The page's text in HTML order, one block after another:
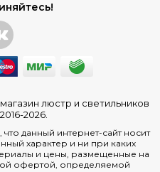
люстр и светильников
, 2016-2026.
данный интернет-сайт носит
характер и ни при каких
и цены, размещенные на
офертой, определяемой